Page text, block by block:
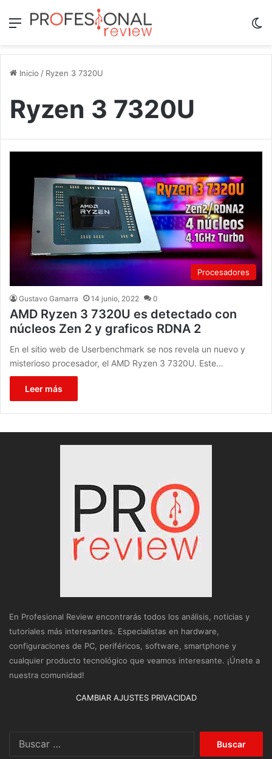
Menú
Inicio / Ryzen 3 7320U
Ryzen 3 7320U
Procesadores
Gustavo Gamarra 14 junio, 2022 0
AMD Ryzen 3 7320U es detectado con
núcleos Zen 2 y graficos RDNA 2
En el sitio web de Userbenchmark se nos revela un nuevo y
misterioso procesador, el AMD Ryzen 3 7320U. Este…
Leer más
En Profesional Review encontrarás todos los análisis, noticias y
tutoriales más interesantes. Especialistas en hardware,
configuraciones de PC, periféricos, software, smartphone y
cualquier producto tecnológico que veamos interesante. ¡Únete a
nuestra comunidad!
CAMBIAR AJUSTES PRIVACIDAD